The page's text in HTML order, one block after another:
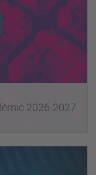
2026-2027